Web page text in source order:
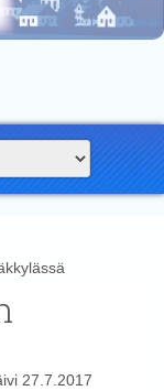
27.7.2017